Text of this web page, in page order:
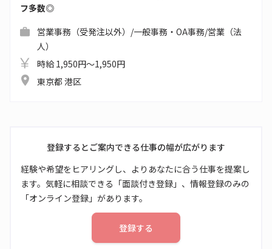
フ多数◎
営業事務（受発注以外）/一般事務・OA事務/営業（法
人）
時給 1,950円～1,950円
東京都 港区
登録するとご案内できる仕事の幅が広がります
経験や希望をヒアリングし、よりあなたに合う仕事を提案し
ます。気軽に相談できる「面談付き登録」、情報登録のみの
「オンライン登録」があります。
登録する